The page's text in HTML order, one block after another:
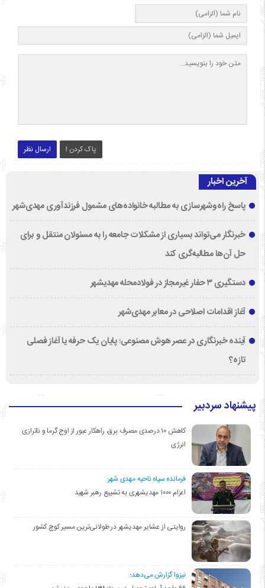
ارسال نظر پاک کردن !
آخرین اخبار
پاسخ راه‌وشهرسازی به مطالبه خانواده‌های مشمول فرزندآوری مهدی‌شهر
خبرنگار می‌تواند بسیاری از مشکلات جامعه را به مسئولان منتقل و برای
حل آن‌ها مطالبه‌گری کند
دستگیری ۳ حفار غیرمجاز در فولادمحله مهدیشهر
آغاز اقدامات اصلاحی در معابر مهدی‌شهر
آینده خبرنگاری در عصر هوش مصنوعی؛ پایان یک حرفه یا آغاز فصلی
تازه؟
پیشنهاد سردبیر
کاهش ۱۰ درصدی مصرف برق، راهکار عبور از اوج گرما و ناترازی
انرژی
فرمانده سپاه ناحیه مهدی شهر:
اعزام ۱۰۰۰ مهدیشهری به تشییع رهبر شهید
روایتی از عشایر مهدیشهر در طولانی‌ترین مسیر کوچ کشور
نیزوا گزارش می‌دهد؛